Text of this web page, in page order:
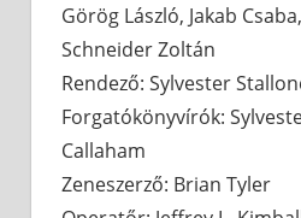
Görög László, Jakab
Schneider Zoltán
Rendező: Sylvester
Forgatókönyvírók:
Callaham
Zeneszerző: Brian Tyler